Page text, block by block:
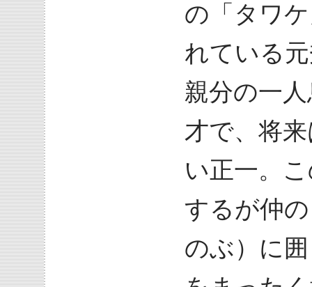
の「タワ
れている
親分の一
才で、将
い正一。
するが仲
のぶ）に